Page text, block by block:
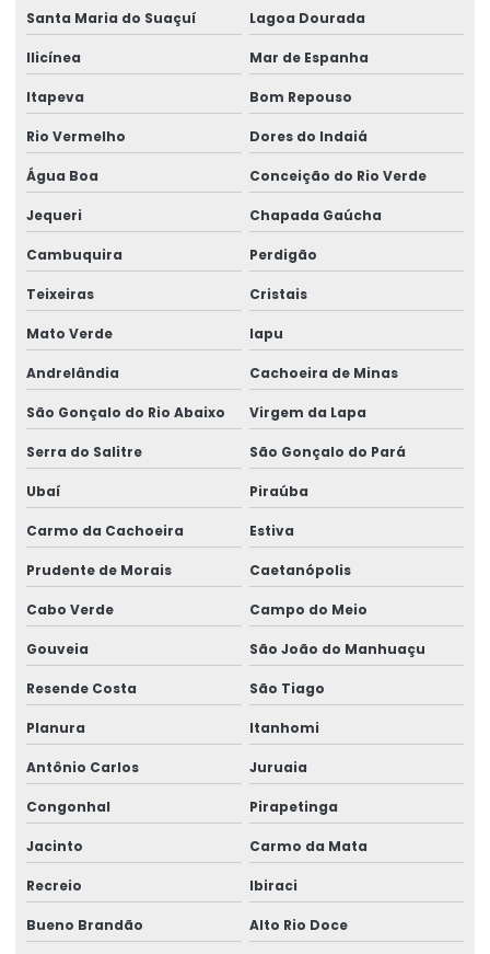
Santa Maria do Suaçuí Lagoa Dourada
Ilicínea Mar de Espanha
Itapeva Bom Repouso
Rio Vermelho Dores do Indaiá
Água Boa Conceição do Rio Verde
Jequeri Chapada Gaúcha
Cambuquira Perdigão
Teixeiras Cristais
Mato Verde Iapu
Andrelândia Cachoeira de Minas
São Gonçalo do Rio Abaixo Virgem da Lapa
Serra do Salitre São Gonçalo do Pará
Ubaí Piraúba
Carmo da Cachoeira Estiva
Prudente de Morais Caetanópolis
Cabo Verde Campo do Meio
Gouveia São João do Manhuaçu
Resende Costa São Tiago
Planura Itanhomi
Antônio Carlos Juruaia
Congonhal Pirapetinga
Jacinto Carmo da Mata
Recreio Ibiraci
Bueno Brandão Alto Rio Doce